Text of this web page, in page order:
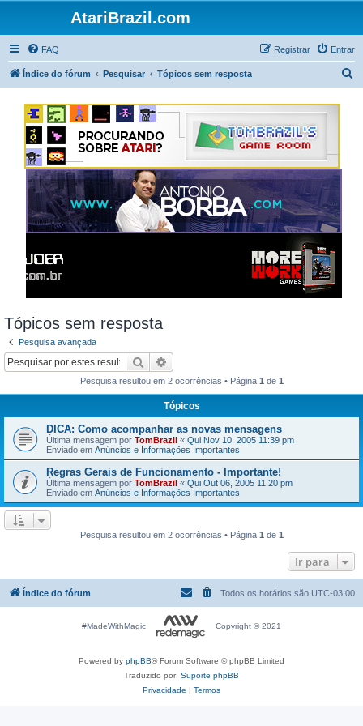
AtariBrazil.com
FAQ Entrar
Registrar
Índice do fórum Pesquisar Tópicos sem resposta
Tópicos sem resposta
Pesquisa avançada
Pesquisar
Pesquisa resultou em 2 ocorrências • Página 1 de 1
Tópicos
DICA: Como acompanhar as novas mensagens
Última mensagem por TomBrazil « Qui Nov 10, 2005 11:39 pm
Enviado em Anúncios e Informações Importantes
Regras Gerais de Funcionamento - Importante!
Última mensagem por TomBrazil « Qui Out 06, 2005 11:20 pm
Enviado em Anúncios e Informações Importantes
Pesquisa resultou em 2 ocorrências • Página 1 de 1
Ir para
Índice do fórum Todos os horários são UTC-03:00
#MadeWithMagic Copyright © 2021
Powered by phpBB® Forum Software © phpBB Limited
Traduzido por: Suporte phpBB
Privacidade | Termos